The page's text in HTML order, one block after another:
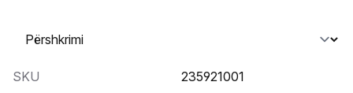
Zgjidh një skedë
SKU
235921001